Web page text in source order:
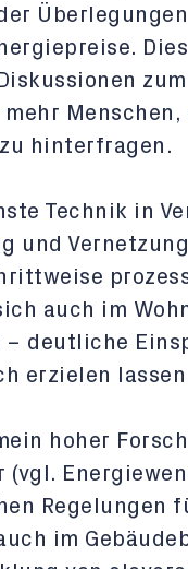
hinterfragen.
Technik in
und
auch im
– deutliche
erzielen
hoher
(vgl.
Regelungen
im